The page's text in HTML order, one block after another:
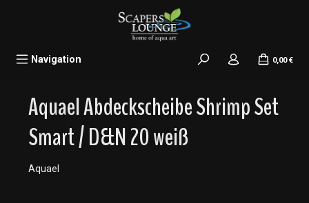
Navigation 0,00 €
Aquael Abdeckscheibe Shrimp Set
Smart / D&N 20 weiß
Aquael